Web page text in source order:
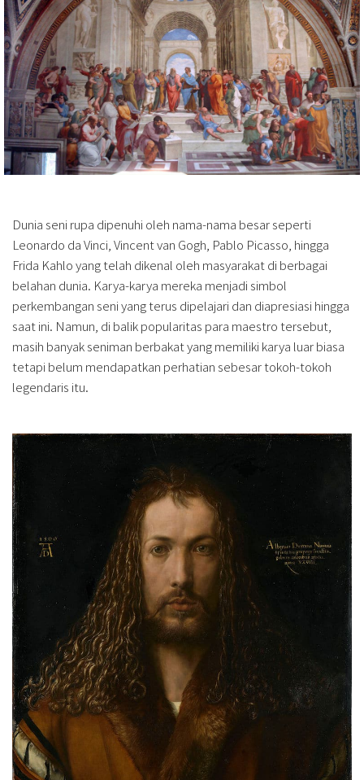
Dunia seni rupa dipenuhi oleh nama-nama besar seperti
Leonardo da Vinci, Vincent van Gogh, Pablo Picasso, hingga
Frida Kahlo yang telah dikenal oleh masyarakat di berbagai
belahan dunia. Karya-karya mereka menjadi simbol
perkembangan seni yang terus dipelajari dan diapresiasi hingga
saat ini. Namun, di balik popularitas para maestro tersebut,
masih banyak seniman berbakat yang memiliki karya luar biasa
tetapi belum mendapatkan perhatian sebesar tokoh-tokoh
legendaris itu.